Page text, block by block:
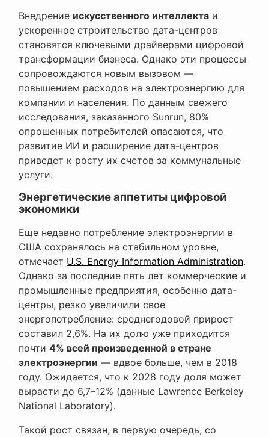
Внедрение искусственного интеллекта и
ускоренное строительство дата-центров
становятся ключевыми драйверами цифровой
трансформации бизнеса. Однако эти процессы
сопровождаются новым вызовом —
повышением расходов на электроэнергию для
компании и населения. По данным свежего
исследования, заказанного Sunrun, 80%
опрошенных потребителей опасаются, что
развитие ИИ и расширение дата-центров
приведет к росту их счетов за коммунальные
услуги.
Энергетические аппетиты цифровой
экономики
Еще недавно потребление электроэнергии в
США сохранялось на стабильном уровне,
отмечает U.S. Energy Information Administration.
Однако за последние пять лет коммерческие и
промышленные предприятия, особенно дата-
центры, резко увеличили свое
энергопотребление: среднегодовой прирост
составил 2,6%. На их долю уже приходится
почти 4% всей произведенной в стране
электроэнергии — вдвое больше, чем в 2018
году. Ожидается, что к 2028 году доля может
вырасти до 6,7–12% (данные Lawrence Berkeley
National Laboratory).
Такой рост связан, в первую очередь, со